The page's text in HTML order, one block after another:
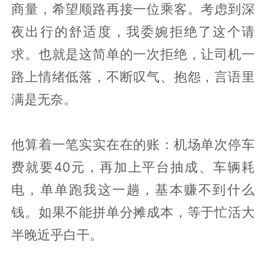
商量，希望顺路再接一位乘客。考虑到深
夜出行的舒适度，我委婉拒绝了这个请
求。也就是这简单的一次拒绝，让司机一
路上情绪低落，不断叹气、抱怨，言语里
满是无奈。
他算着一笔实实在在的账：机场单次停车
费就要40元，再加上平台抽成、车辆耗
电，单单跑我这一趟，基本赚不到什么
钱。如果不能拼单分摊成本，等于忙活大
半晚近乎白干。